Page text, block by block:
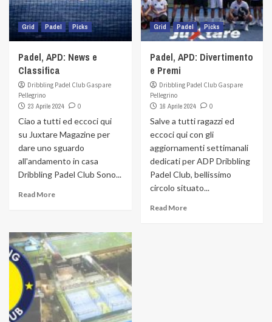
Grid Padel Picks
Padel, APD: News e
Classifica
Dribbling Padel Club Gaspare
Pellegrino
23 Aprile 2024
0
Ciao a tutti ed eccoci qui
su Juxtare Magazine per
dare uno sguardo
all'andamento in casa
Dribbling Padel Club Sono...
Read More
Grid Padel Picks
Padel, APD: Divertimento
e Premi
Dribbling Padel Club Gaspare
Pellegrino
16 Aprile 2024
0
Salve a tutti ragazzi ed
eccoci qui con gli
aggiornamenti settimanali
dedicati per ADP Dribbling
Padel Club, bellissimo
circolo situato...
Read More